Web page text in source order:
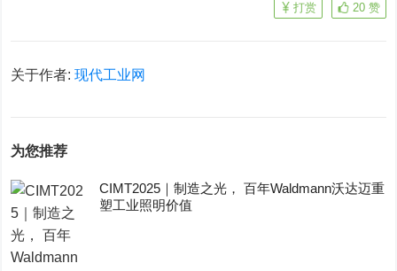
20 赞
打赏
关于作者:现代工业网
为您推荐
CIMT2025｜制造之光， 百年Waldmann沃达迈重
塑工业照明价值